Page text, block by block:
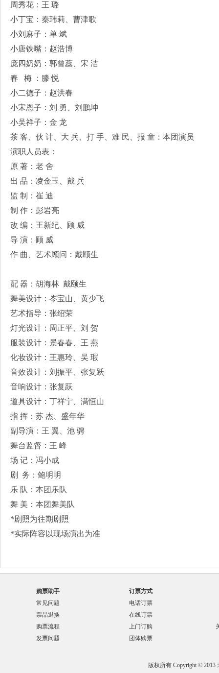
周秀花：王 璐
小丁宝：秦玮莉、曹津歌
小刘麻子：单 斌
小唐铁嘴：赵浩博
庞四奶奶：郭曾蕊、宋 洁
春 梅 ：滕 悦
小二德子：赵洪春
小宋恩子：刘 勇、刘鹏坤
小吴祥子：金 龙
茶 客、伙 计、大 兵、打 手、难 民、报 童：本团演员
演职人员表：
原 著：老 舍
出 品：凌金玉、戴 兵
监 制：崔 迪
制 作：彭岩亮
改 编：王新纪、顾 威
导 演：顾 威
作 曲、艺术顾问：戴颐生
配 器：胡海林 戴颐生
舞美设计：岑宝山、黄少飞
艺术指导：张绍荣
灯光设计：周正平、刘 贺
服装设计：景春春、王 燕
化妆设计：王惠玲、吴 瑕
音效设计：刘振平、张复跃
音响设计：张复跃
道具设计：丁祥宁、满恒山
指 挥：苏 杰、盛年华
副导演：王 翼、池 骋
舞台监督：王 峰
场 记：冯小成
剧 务：鲍明明
乐 队：本团乐队
舞 美：本团舞美队
*剧照为往期剧照
*实际阵容以现场演出为准
购票助手
常见问题
票品退换
购票流程
发票问题
订票方式
电话订票
在线订票
上门订购
团体购票
版权所有 Copyright © 2013